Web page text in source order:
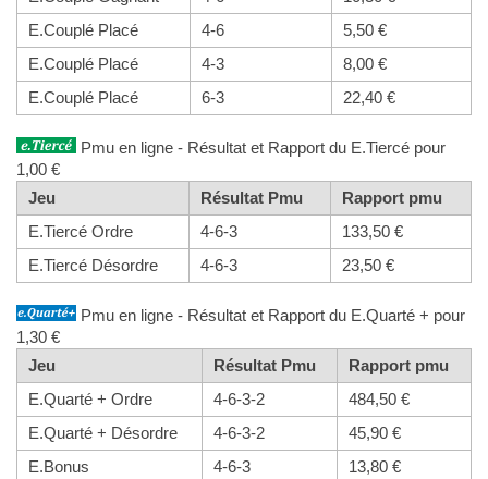
E.Couplé Placé
4-6
5,50 €
E.Couplé Placé
4-3
8,00 €
E.Couplé Placé
6-3 22,40 €
Pmu en ligne - Résultat et Rapport du E.Tiercé pour
1,00 €
Jeu
Résultat Pmu
Rapport pmu
E.Tiercé Ordre
4-6-3
133,50 €
E.Tiercé Désordre
4-6-3 23,50 €
Pmu en ligne - Résultat et Rapport du E.Quarté + pour
1,30 €
Jeu
Résultat Pmu
Rapport pmu
E.Quarté + Ordre
4-6-3-2
484,50 €
E.Quarté + Désordre
4-6-3-2
45,90 €
E.Bonus
4-6-3 13,80 €